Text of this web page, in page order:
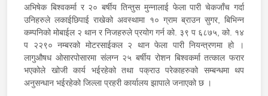
अभिषेक बिश्वकर्मा र २० बर्षीय तिन्तुस मुन्नालाई फेला पारी चेकजाँच गर्दा
उनिहरुले लकाईछिपाई राखेको अवस्थामा १० ग्राम ब्राउन सुगर, बिभिन्न
कम्पनिको मोबाईल २ थान र निजहरुले प्रयोग गर्न को. ३९ प ६८७५, को. १४
प २२९० नम्बरको मोटरसाईकल २ थान फेला पारी नियन्त्रणमा हो ।
लागुऔषध ओसारपोसारमा संलग्न २५ बर्षीय रोशन बिश्वकर्मा तत्काल फरार
भएकोले खोजी कार्य भईरहेको तथा पक्राउ परेकाहरुको सम्बन्धमा थप
अनुसन्धान भईरहेको जिल्ला प्रहरी कार्यालय झापाले जनाएको छ ।